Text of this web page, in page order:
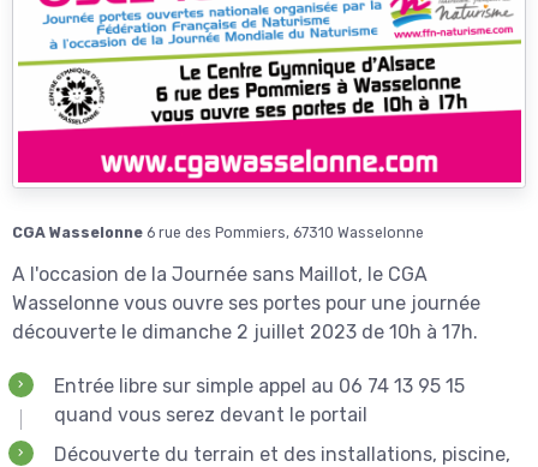
CGA Wasselonne 6 rue des Pommiers, 67310 Wasselonne
A l'occasion de la Journée sans Maillot, le CGA
Wasselonne vous ouvre ses portes pour une journée
découverte le dimanche 2 juillet 2023 de 10h à 17h.
Entrée libre sur simple appel au 06 74 13 95 15
quand vous serez devant le portail
Découverte du terrain et des installations, piscine,